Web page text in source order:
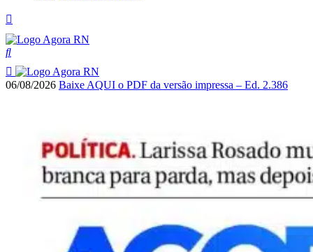
06/08/2026 Baixe AQUI o PDF da versão impressa – Ed. 2.386